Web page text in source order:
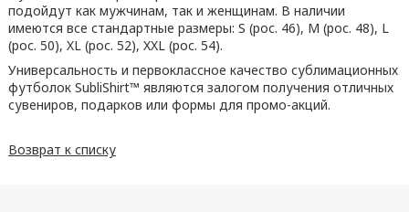
подойдут как мужчинам, так и женщинам. В наличии
имеются все стандартные размеры: S (рос. 46), M (рос. 48), L
(рос. 50), XL (рос. 52), XXL (рос. 54).
Универсальность и первоклассное качество сублимационных
футболок SubliShirt™ являются залогом получения отличных
сувениров, подарков или формы для промо-акций.
Возврат к списку